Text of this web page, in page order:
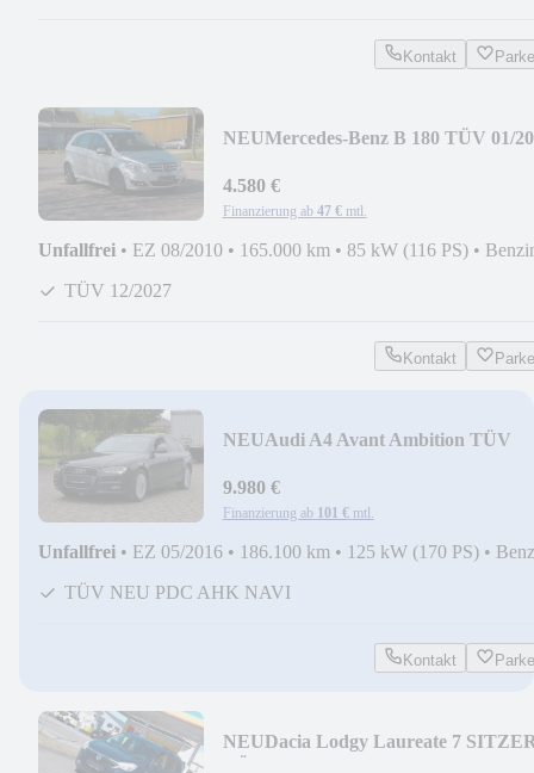
Kontakt
NEUMercedes-Benz B 180 TÜV 01/
4.580 €
Finanzierung ab 47 € mtl.
Unfallfrei • EZ 08/2010 • 165.000 km • 85 kW (116 PS) •
TÜV 12/2027
Kontakt
NEUAudi A4 Avant Ambition TÜV
9.980 €
Finanzierung ab 101 € mtl.
Unfallfrei • EZ 05/2016 • 186.100 km • 125 kW (170 PS) •
TÜV NEU PDC AHK NAVI
Kontakt
NEUDacia Lodgy Laureate 7